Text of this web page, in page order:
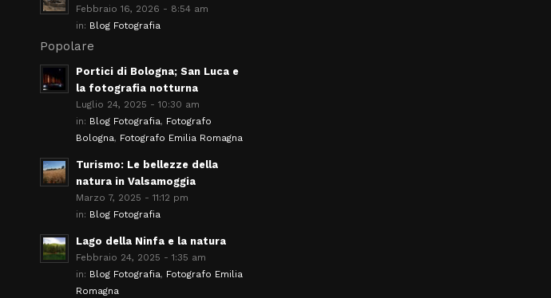
Febbraio 16, 2026 - 8:54 am
in: Blog Fotografia
Popolare
Portici di Bologna; San Luca e
la fotografia notturna
Luglio 24, 2025 - 10:30 am
in: Blog Fotografia, Fotografo
Bologna, Fotografo Emilia Romagna
Turismo: Le bellezze della
natura in Valsamoggia
Marzo 7, 2025 - 11:12 pm
in: Blog Fotografia
Lago della Ninfa e la natura
Febbraio 24, 2025 - 1:35 am
in: Blog Fotografia, Fotografo Emilia
Romagna